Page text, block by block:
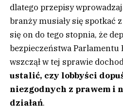
dlatego przepisy
branży musiały się spotkać
się on do tego stopnia, że
bezpieczeństwa Parlamentu
wszczął w tej sprawie
ustalić, czy lobbyści
niezgodnych z prawem i
działań.